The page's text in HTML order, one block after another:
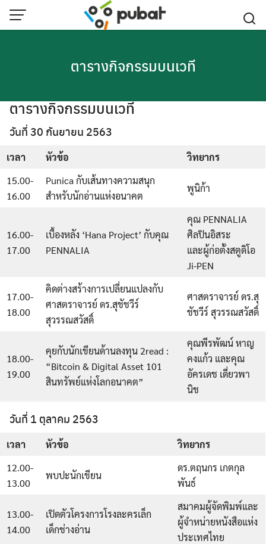
Skip
ตารางกิจกรรมบนเวที
ตารางกิจกรรมบนเวที
วันที่ 30 กันยายน 2563
เวลา หัวข้อ
วิทยากร
15.00-
16.00
Punica กับเส้นทางความสนุก
สำหรับนักอ่านแห่งอนาคต
พูนิก้า
16.00-
17.00
เบื้องหลัง ‘Hana Project’ กับคุณ
PENNALIA
คุณ PENNALIA
ศิลปินอิสระ
และผู้ก่อตั้งสตูดิโอ
Ji-PEN
17.00-
18.00
คิดต่างสร้างการเปลี่ยนแปลงกับ
ศาสตราจารย์ ดร.สุชัชวีร์
สุวรรณสวัสดิ์
ศาสตราจารย์ ดร.สุ
ชัชวีร์ สุวรรณสวัสดิ์
18.00-
19.00
คุยกับนักเขียนด้านลงทุน 2read :
“Bitcoin & Digital Asset 101
สินทรัพย์แห่งโลกอนาคต”
คุณพีรพัฒน์ หาญ
คงแก้ว และคุณ
อัครเดช เดี่ยวพา
นิช
วันที่ 1 ตุลาคม 2563
เวลา หัวข้อ
วิทยากร
12.00-
13.00
พบปะนักเขียน
ดร.ตฤนกร เกตกุล
พันธ์
13.00-
14.00
เปิดตัวโครงการโรงละครเล็ก
เด็กช่างอ่าน
สมาคมผู้จัดพิมพ์และ
ผู้จำหน่ายหนังสือแห่ง
ประเทศไทย